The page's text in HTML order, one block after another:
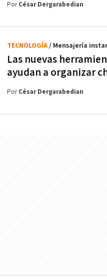
PorCésar Dergarabedian
Las nuevas
ayudan a organizar
TECNOLOGÍA/ Mensajería
PorCésar Dergarabedian